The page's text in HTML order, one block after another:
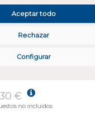
Configurar
Rechazar
Aceptar todo
ASIENTO BABY W.C.
5168111
al carrito y sigue el
€
no incluidos.